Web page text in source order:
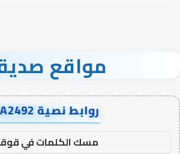
مواقع
روابط نصية AA2492
مسك الكلمات في